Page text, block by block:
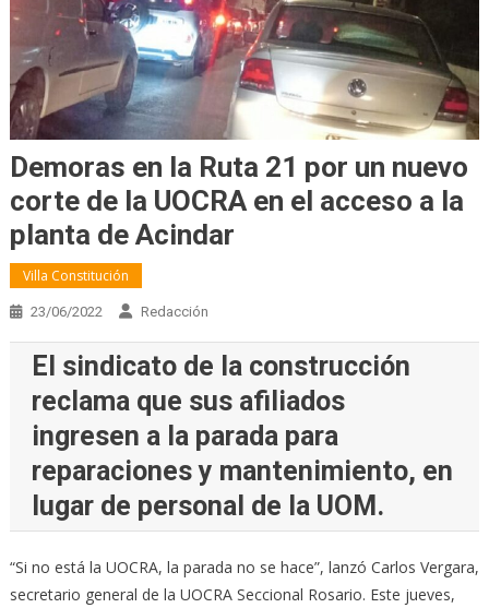
Demoras en la Ruta 21 por un nuevo
corte de la UOCRA en el acceso a la
planta de Acindar
Villa Constitución
23/06/2022 Redacción
El sindicato de la construcción
reclama que sus afiliados
ingresen a la parada para
reparaciones y mantenimiento, en
lugar de personal de la UOM.
“Si no está la UOCRA, la parada no se hace”, lanzó Carlos Vergara,
secretario general de la UOCRA Seccional Rosario. Este jueves,